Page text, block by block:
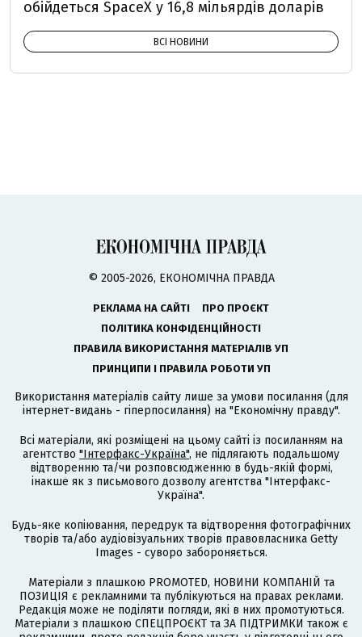
обійдеться SpaceX у 16,8 мільярдів доларів
ВСІ НОВИНИ
© 2005-2026, ЕКОНОМІЧНА ПРАВДА
РЕКЛАМА НА САЙТІ
ПРО ПРОЄКТ
ПОЛІТИКА КОНФІДЕНЦІЙНОСТІ
ПРАВИЛА ВИКОРИСТАННЯ МАТЕРІАЛІВ УП
ПРИНЦИПИ І ПРАВИЛА РОБОТИ УП
Використання матеріалів сайту лише за умови посилання (для
інтернет-видань - гіперпосилання) на "Економічну правду".
Всі матеріали, які розміщені на цьому сайті із посиланням на
агентство "Інтерфакс-Україна", не підлягають подальшому
відтворенню та/чи розповсюдженню в будь-якій формі,
інакше як з письмового дозволу агентства "Інтерфакс-
Україна".
Будь-яке копіювання, передрук та відтворення фотографічних
творів та/або аудіовізуальних творів правовласника Getty
Images - суворо забороняється.
Матеріали з плашкою PROMOTED, НОВИНИ КОМПАНІЙ та
ПОЗИЦІЯ є рекламними та публікуються на правах реклами.
Редакція може не поділяти погляди, які в них промотуються.
Матеріали з плашкою СПЕЦПРОЄКТ та ЗА ПІДТРИМКИ також є